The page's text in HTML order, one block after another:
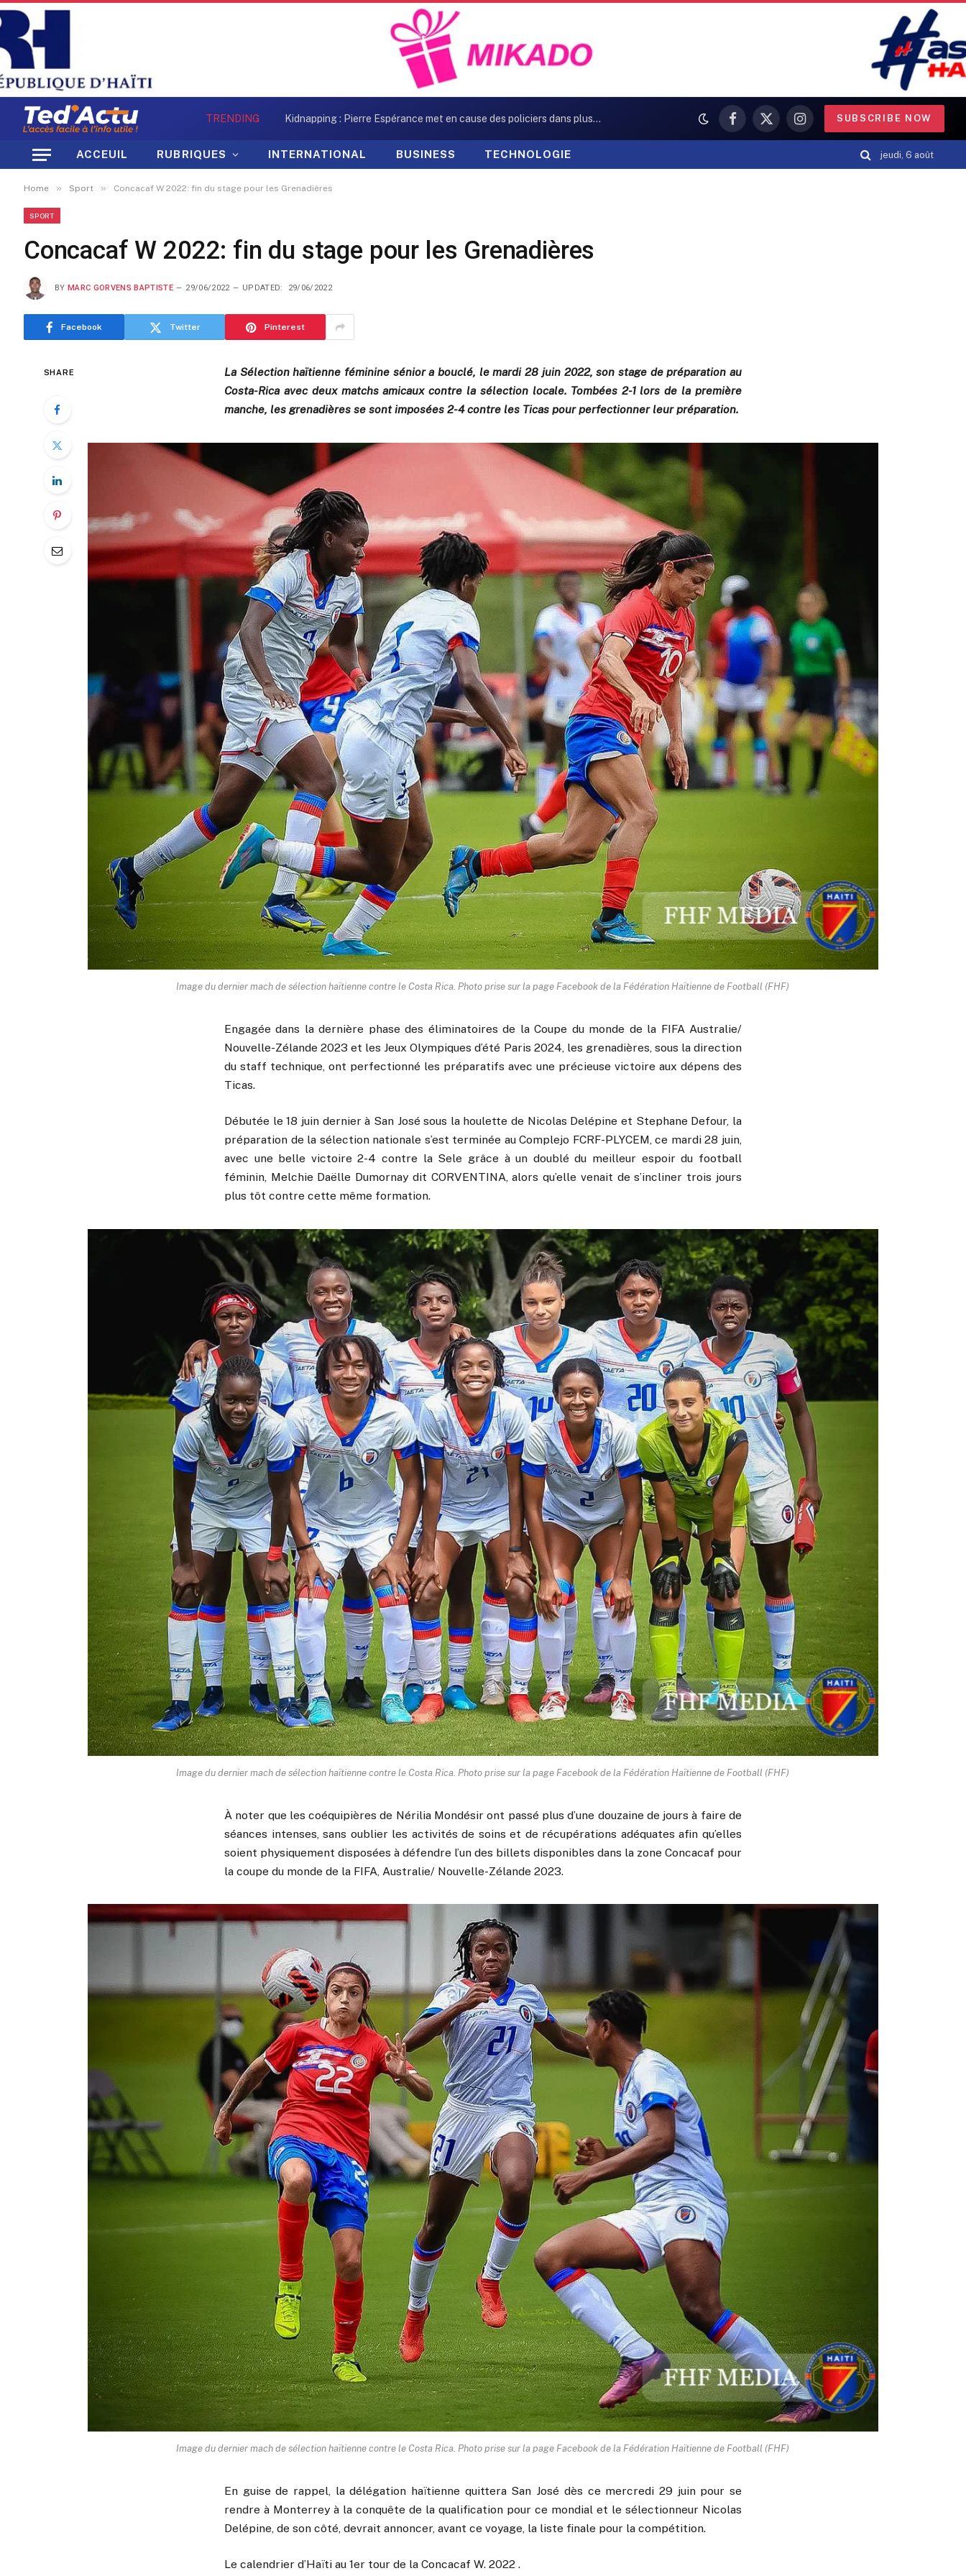
TRENDING Kidnapping : Pierre Espérance met en cause des policiers dans plusieurs enlèvements
Facebook
X
(Twitter)
Instagram
SUBSCRIBE NOW
ACCEUIL RUBRIQUES INTERNATIONAL BUSINESS TECHNOLOGIE jeudi, 6 août
Home » Sport » Concacaf W 2022: fin du stage pour les Grenadières
SPORT
Concacaf W 2022: fin du stage pour les Grenadières
BY MARC GORVENS BAPTISTE 29/06/2022 UPDATED: 29/06/2022
Facebook Twitter Pinterest
SHARE
La Sélection haïtienne féminine sénior a bouclé, le mardi 28 juin 2022, son stage de préparation au
Costa-Rica avec deux matchs amicaux contre la sélection locale. Tombées 2-1 lors de la première
manche, les grenadières se sont imposées 2-4 contre les Ticas pour perfectionner leur préparation.
Image du dernier mach de sélection haïtienne contre le Costa Rica. Photo prise sur la page Facebook de la Fédération Haïtienne de Football (FHF)
Engagée dans la dernière phase des éliminatoires de la Coupe du monde de la FIFA Australie/
Nouvelle-Zélande 2023 et les Jeux Olympiques d’été Paris 2024, les grenadières, sous la direction
du staff technique, ont perfectionné les préparatifs avec une précieuse victoire aux dépens des
Ticas.
Débutée le 18 juin dernier à San José sous la houlette de Nicolas Delépine et Stephane Defour, la
préparation de la sélection nationale s’est terminée au Complejo FCRF-PLYCEM, ce mardi 28 juin,
avec une belle victoire 2-4 contre la Sele grâce à un doublé du meilleur espoir du football
féminin, Melchie Daëlle Dumornay dit CORVENTINA, alors qu’elle venait de s’incliner trois jours
plus tôt contre cette même formation.
Image du dernier mach de sélection haïtienne contre le Costa Rica. Photo prise sur la page Facebook de la Fédération Haïtienne de Football (FHF)
À noter que les coéquipières de Nérilia Mondésir ont passé plus d’une douzaine de jours à faire de
séances intenses, sans oublier les activités de soins et de récupérations adéquates afin qu’elles
soient physiquement disposées à défendre l’un des billets disponibles dans la zone Concacaf pour
la coupe du monde de la FIFA, Australie/ Nouvelle-Zélande 2023.
Image du dernier mach de sélection haïtienne contre le Costa Rica. Photo prise sur la page Facebook de la Fédération Haïtienne de Football (FHF)
En guise de rappel, la délégation haïtienne quittera San José dès ce mercredi 29 juin pour se
rendre à Monterrey à la conquête de la qualification pour ce mondial et le sélectionneur Nicolas
Delépine, de son côté, devrait annoncer, avant ce voyage, la liste finale pour la compétition.
Le calendrier d’Haïti au 1er tour de la Concacaf W. 2022 .